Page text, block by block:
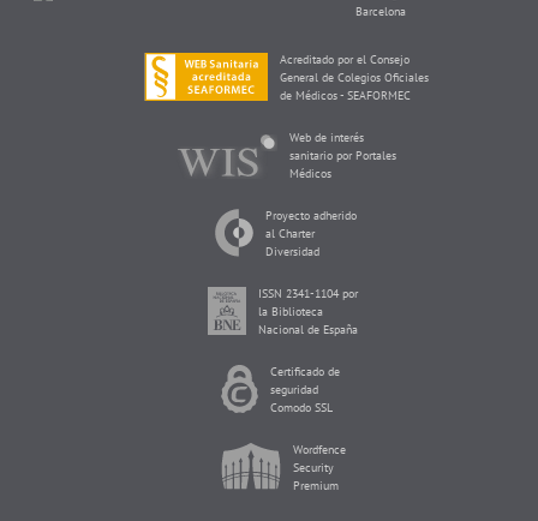
Barcelona
Acreditado por el Consejo
General de Colegios Oficiales
de Médicos - SEAFORMEC
Web de interés
sanitario por Portales
Médicos
Proyecto adherido
al Charter
Diversidad
ISSN 2341-1104 por
la Biblioteca
Nacional de España
Certificado de
seguridad
Comodo SSL
Wordfence
Security
Premium